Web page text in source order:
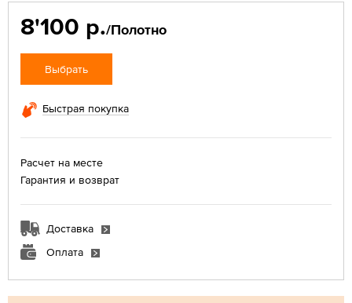
8'100 р./Полотно
Выбрать
Быстрая покупка
Расчет на месте
Гарантия и возврат
Доставка
Оплата